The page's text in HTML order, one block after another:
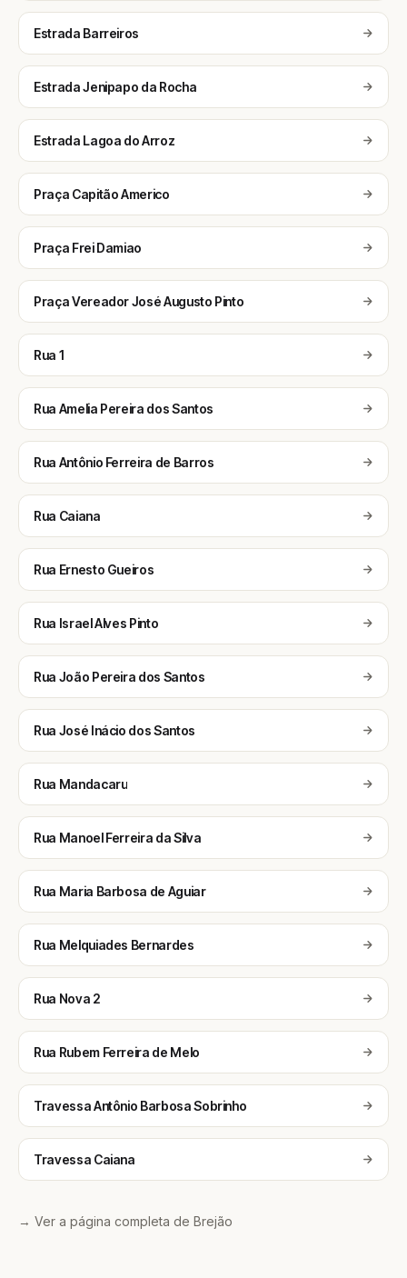
Estrada Barreiros
Estrada Jenipapo da Rocha
Estrada Lagoa do Arroz
Praça Capitão Americo
Praça Frei Damiao
Praça Vereador José Augusto Pinto
Rua 1
Rua Amelia Pereira dos Santos
Rua Antônio Ferreira de Barros
Rua Caiana
Rua Ernesto Gueiros
Rua Israel Alves Pinto
Rua João Pereira dos Santos
Rua José Inácio dos Santos
Rua Mandacaru
Rua Manoel Ferreira da Silva
Rua Maria Barbosa de Aguiar
Rua Melquiades Bernardes
Rua Nova 2
Rua Rubem Ferreira de Melo
Travessa Antônio Barbosa Sobrinho
Travessa Caiana
→ Ver a página completa de Brejão